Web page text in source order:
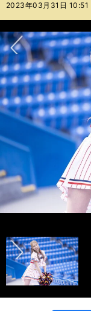
ー
バ
2023年03月31日 10:51
次へ
AMI photo by
インタビュー記事＆メ
UTAE
MAYA
HIIRAGI
MAYU
AOI
KAREN
MOMOKA
インタビュー記事＆メ
photo by Tatematsu
前へ